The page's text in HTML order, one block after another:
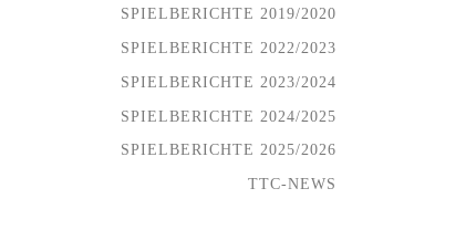
SPIELBERICHTE 2019/2020
SPIELBERICHTE 2022/2023
SPIELBERICHTE 2023/2024
SPIELBERICHTE 2024/2025
SPIELBERICHTE 2025/2026
TTC-NEWS